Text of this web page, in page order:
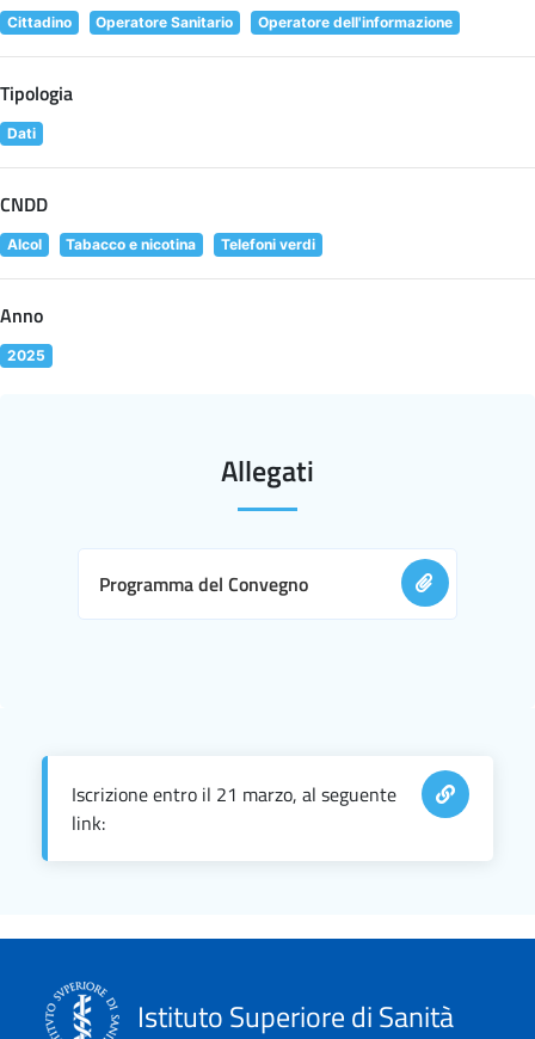
Cittadino Operatore Sanitario Operatore dell'informazione
Tipologia
Dati
CNDD
Alcol Tabacco e nicotina Telefoni verdi
Anno
2025
Allegati
Programma del Convegno
Iscrizione entro il 21 marzo, al seguente
link:
Istituto Superiore di Sanità